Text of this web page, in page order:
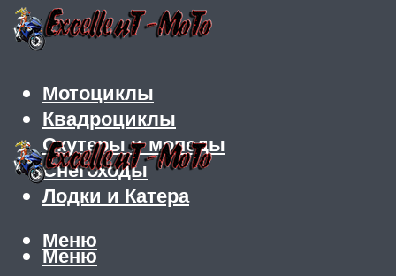
Мотоциклы
Квадроциклы
Скутеры и мопеды
Снегоходы
Лодки и Катера
Меню
Меню